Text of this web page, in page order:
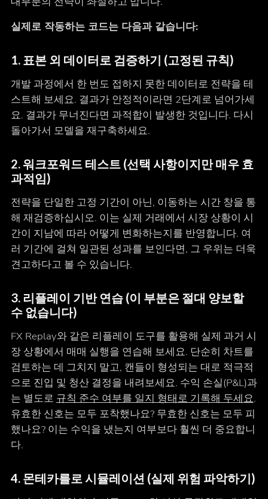
실제로 작동하는 코드는 다음과 같습니다:
1. 표본 외 데이터로 검증하기 (고정된 규칙)
개발 과정에서 한 번도 접하지 못한 데이터로 전략을 테
스트해 보세요. 결과가 안정적이라면 2단계로 넘어가세
요. 결과가 무너진다면 과적합이 발생한 것입니다. 다시
돌아가서 모델을 재구축하세요.
2. 워크포워드 테스트 (선택 사항이지만 매우 효
과적임)
전략을 단일한 고정 기간이 아닌, 이동하는 시간 창을 통
해 재검증하십시오. 이는 실제 거래에서 시장 상황이 시
간이 지남에 따라 어떻게 변화하는지를 반영합니다. 여
러 기간에 걸쳐 일관된 성과를 보인다면, 그 우위는 더욱
견고하다고 볼 수 있습니다.
3. 리플레이 기반 연습 (이 부분은 절대 양보할
수 없습니다)
FX Replay와 같은 리플레이 도구를 활용해 실제 과거 시
장 상황에서 매매 실행을 연습해 보세요. 단순히 차트를
검토하는 데 그치지 말고, 캔들이 형성되는 대로 적극적
으로 진입 및 청산 결정을 내려보세요. 수익 손실(P&L)과
는 별도로 규칙 준수 여부를 일지 형태로 기록해 두세요.
유효한 신호는 모두 포착했나요? 무효한 신호는 모두 피
했나요? 이는 수익을 냈는지 여부보다 훨씬 더 중요합니
다.
4. 몬테카를로 시뮬레이션 (실제 위험 파악하기)